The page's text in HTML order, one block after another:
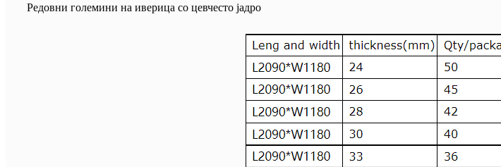
Редовни големини на иверица со цевчесто јадро